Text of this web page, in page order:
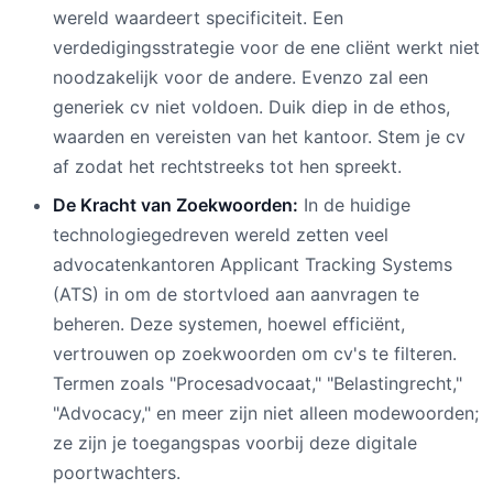
wereld waardeert specificiteit. Een
verdedigingsstrategie voor de ene cliënt werkt niet
noodzakelijk voor de andere. Evenzo zal een
generiek cv niet voldoen. Duik diep in de ethos,
waarden en vereisten van het kantoor. Stem je cv
af zodat het rechtstreeks tot hen spreekt.
De Kracht van Zoekwoorden: In de huidige
technologiegedreven wereld zetten veel
advocatenkantoren Applicant Tracking Systems
(ATS) in om de stortvloed aan aanvragen te
beheren. Deze systemen, hoewel efficiënt,
vertrouwen op zoekwoorden om cv's te filteren.
Termen zoals "Procesadvocaat," "Belastingrecht,"
"Advocacy," en meer zijn niet alleen modewoorden;
ze zijn je toegangspas voorbij deze digitale
poortwachters.